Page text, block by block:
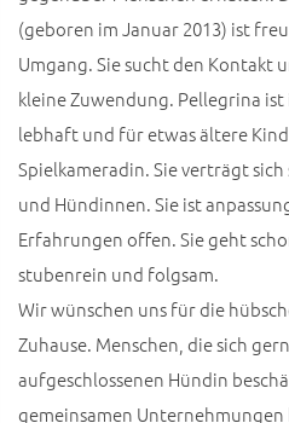
(geboren im Januar 2013) ist
Umgang. Sie sucht den Kontakt
kleine Zuwendung. Pellegrina
lebhaft und für etwas ältere
Spielkameradin. Sie verträgt
und Hündinnen. Sie ist
Erfahrungen offen. Sie geht
stubenrein und folgsam.
Wir wünschen uns für die
Zuhause. Menschen, die sich
aufgeschlossenen Hündin
gemeinsamen